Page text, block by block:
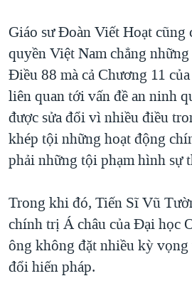
Giáo sư Đoàn Viết Hoạt cũng
quyền Việt Nam chẳng
Điều 88 mà cả Chương 11
liên quan tới vấn đề an ninh
được sửa đổi vì nhiều điều
khép tội những hoạt động
phải những tội phạm hình sự
Trong khi đó, Tiến Sĩ Vũ
chính trị Á châu của Đại học
ông không đặt nhiều kỳ
đổi hiến pháp.